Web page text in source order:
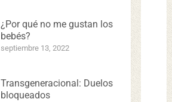
¿Por qué no me gustan los
bebés?
septiembre 13, 2022
Transgeneracional: Duelos
bloqueados